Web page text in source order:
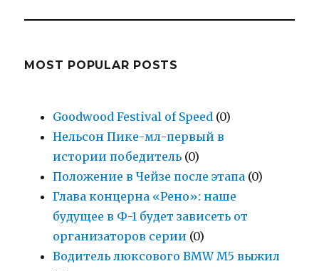
MOST POPULAR POSTS
Goodwood Festival of Speed (0)
Нельсон Пике-мл-первый в
истории победитель (0)
Положение в Чейзе после этапа (0)
Глава концерна «Рено»: наше
будущее в Ф-1 будет зависеть от
организаторов серии (0)
Водитель люксового BMW M5 выжил